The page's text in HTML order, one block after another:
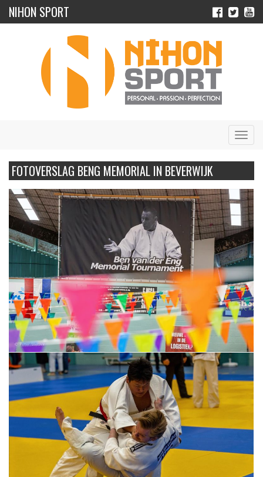
NIHON SPORT
FOTOVERSLAG BENG MEMORIAL IN BEVERWIJK